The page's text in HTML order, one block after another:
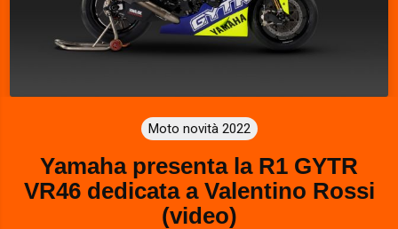
Moto novità 2022
Yamaha presenta la R1 GYTR
VR46 dedicata a Valentino Rossi
(video)